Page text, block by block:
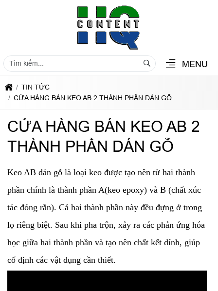
MENU
TIN TỨC
CỬA HÀNG BÁN KEO AB 2 THÀNH PHẦN DÁN GỖ
CỬA HÀNG BÁN KEO AB 2
THÀNH PHẦN DÁN GỖ
Keo AB dán gỗ là loại keo được tạo nên từ hai thành
phần chính là thành phần A(keo epoxy) và B (chất xúc
tác đóng rắn). Cả hai thành phần này đều đựng ở trong
lọ riêng biệt. Sau khi pha trộn, xảy ra các phản ứng hóa
học giữa hai thành phần và tạo nên chất kết dính, giúp
cố định các vật dụng cần thiết.